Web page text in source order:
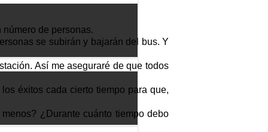
de personas.
se subirán y bajarán del bus. Y
Así me aseguraré de que todos
éxitos cada cierto tiempo para que,
¿Durante cuánto tiempo debo